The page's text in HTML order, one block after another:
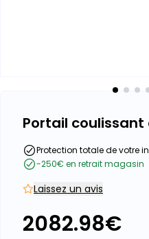
Portail
Protection totale de votre
-250€ en retrait magasin
Laissez un avis
2082.98€